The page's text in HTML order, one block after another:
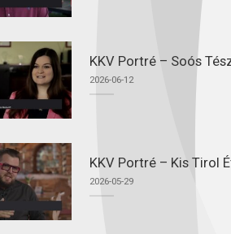
KKV Portré – Soós
2026-06-12
KKV Portré – Kis Tirol
2026-05-29